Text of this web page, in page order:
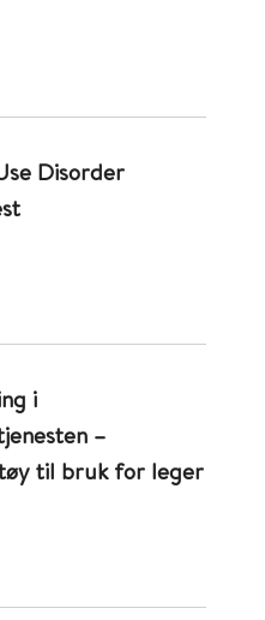
Disorder
i
–
til bruk for leger